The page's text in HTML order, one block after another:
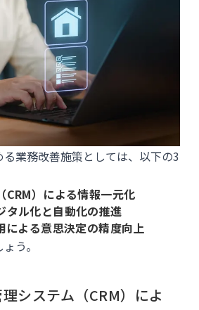
業務改善施策としては、以下の3
CRM）による情報一元化
タル化と自動化の推進
による意思決定の精度向上
う。
システム（CRM）によ